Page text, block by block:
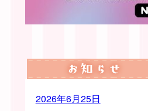
2026年6月25日